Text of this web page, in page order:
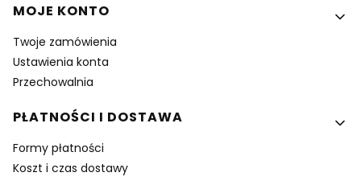
MOJE KONTO
Twoje zamówienia
Ustawienia konta
Przechowalnia
PŁATNOŚCI I DOSTAWA
Formy płatności
Koszt i czas dostawy